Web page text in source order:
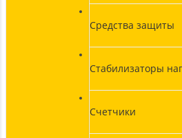
Средства защиты
Стабилизаторы
Счетчики